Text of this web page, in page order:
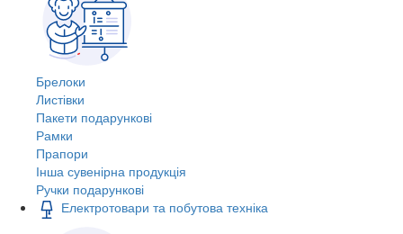
Брелоки
Листівки
Пакети подарункові
Рамки
Прапори
Інша сувенірна продукція
Ручки подарункові
Електротовари та побутова техніка